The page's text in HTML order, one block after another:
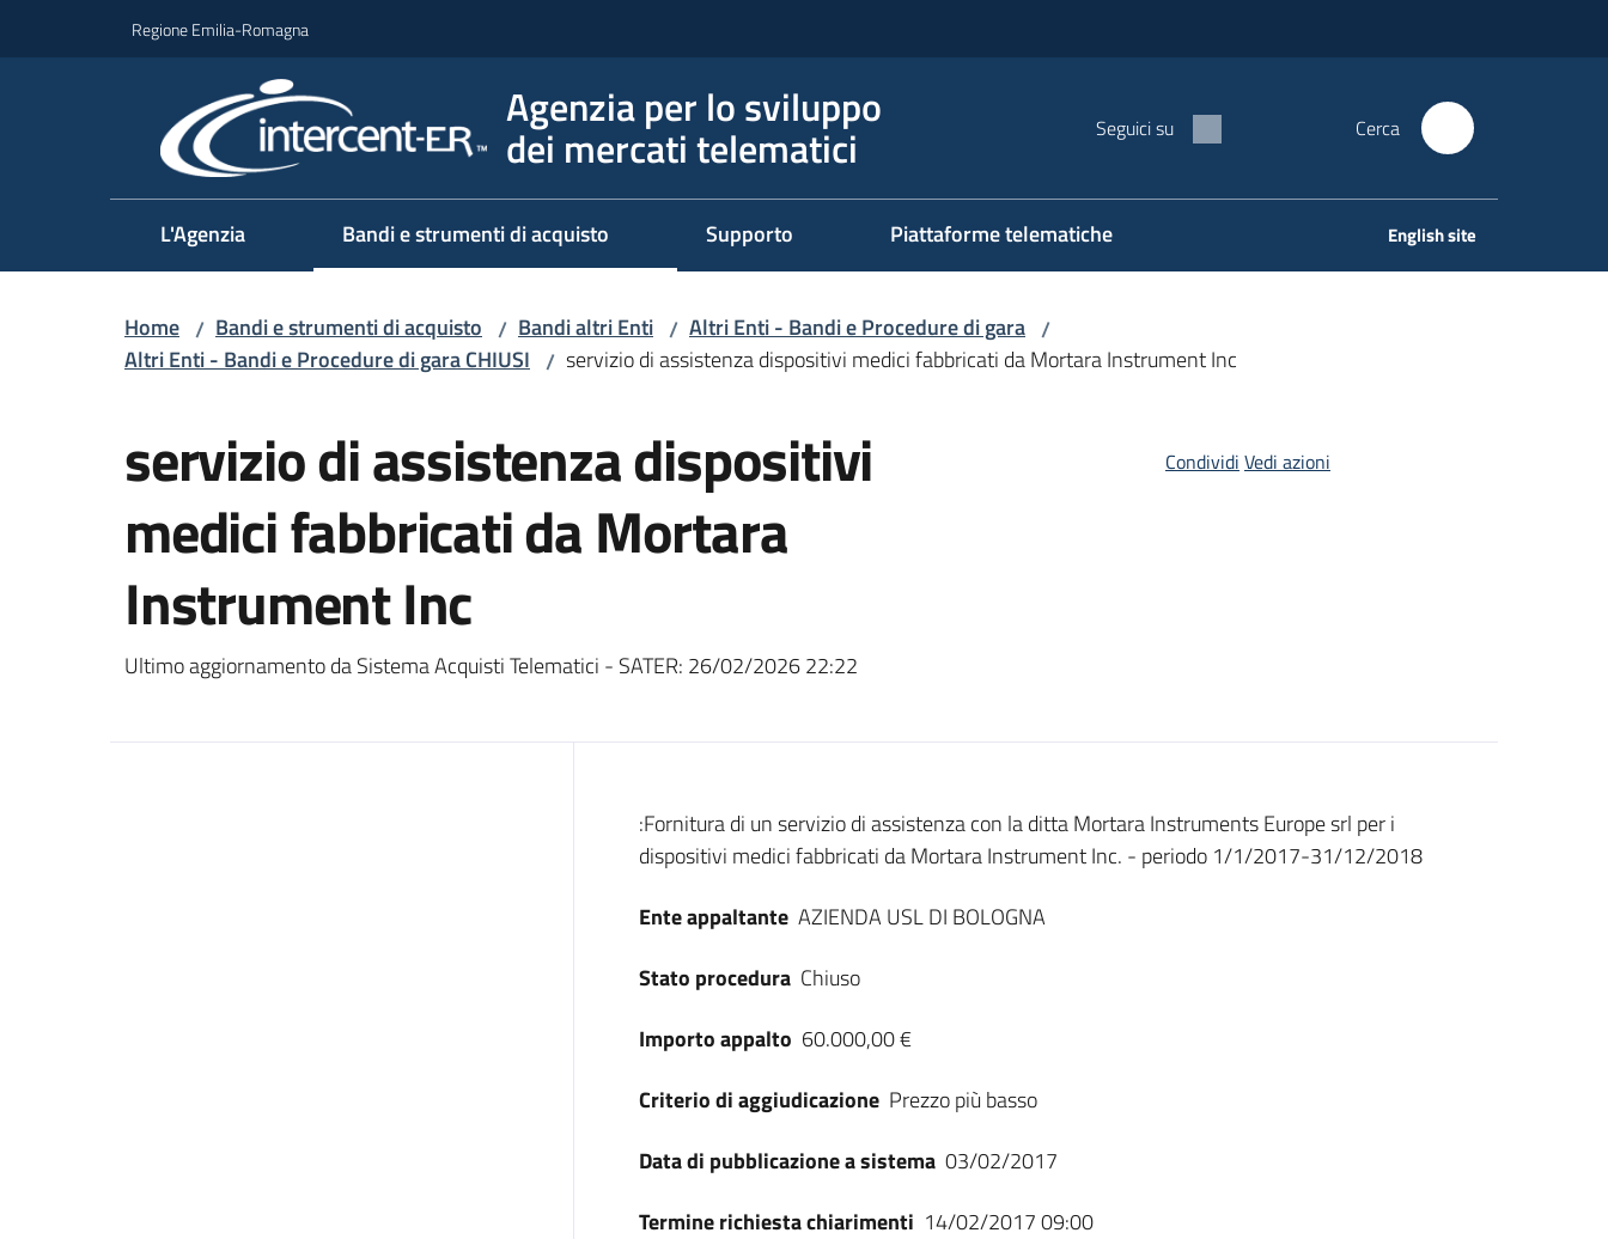
Regione Emilia-Romagna
Agenzia per lo sviluppo
dei mercati telematici Seguici su Cerca
L'Agenzia Bandi e strumenti di acquisto Supporto Piattaforme telematiche English site
Home / Bandi e strumenti di acquisto / Bandi altri Enti / Altri Enti - Bandi e Procedure di gara /
Altri Enti - Bandi e Procedure di gara CHIUSI / servizio di assistenza dispositivi medici fabbricati da Mortara Instrument Inc
servizio di assistenza dispositivi
medici fabbricati da Mortara
Instrument Inc
Ultimo aggiornamento da Sistema Acquisti Telematici - SATER: 26/02/2026 22:22
Condividi Vedi azioni
Dati del bando
:Fornitura di un servizio di assistenza con la ditta Mortara Instruments Europe srl per i
dispositivi medici fabbricati da Mortara Instrument Inc. - periodo 1/1/2017-31/12/2018
Ente appaltante AZIENDA USL DI BOLOGNA
Stato procedura Chiuso
Importo appalto 60.000,00 €
Criterio di aggiudicazione Prezzo più basso
Data di pubblicazione a sistema 03/02/2017
Termine richiesta chiarimenti 14/02/2017 09:00